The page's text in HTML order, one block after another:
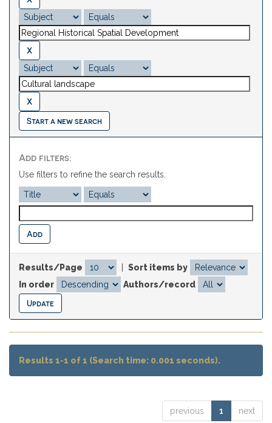
Start a new search
Add filters:
Use filters to refine the search results.
Results/Page
Sort items by
In order
Authors/record
Results 1-1 of 1 (Search time: 0.001 seconds).
previous 1 next